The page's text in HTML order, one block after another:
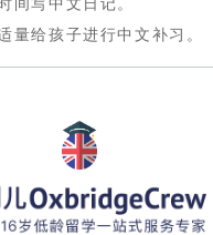
量给孩子进行中文补习。